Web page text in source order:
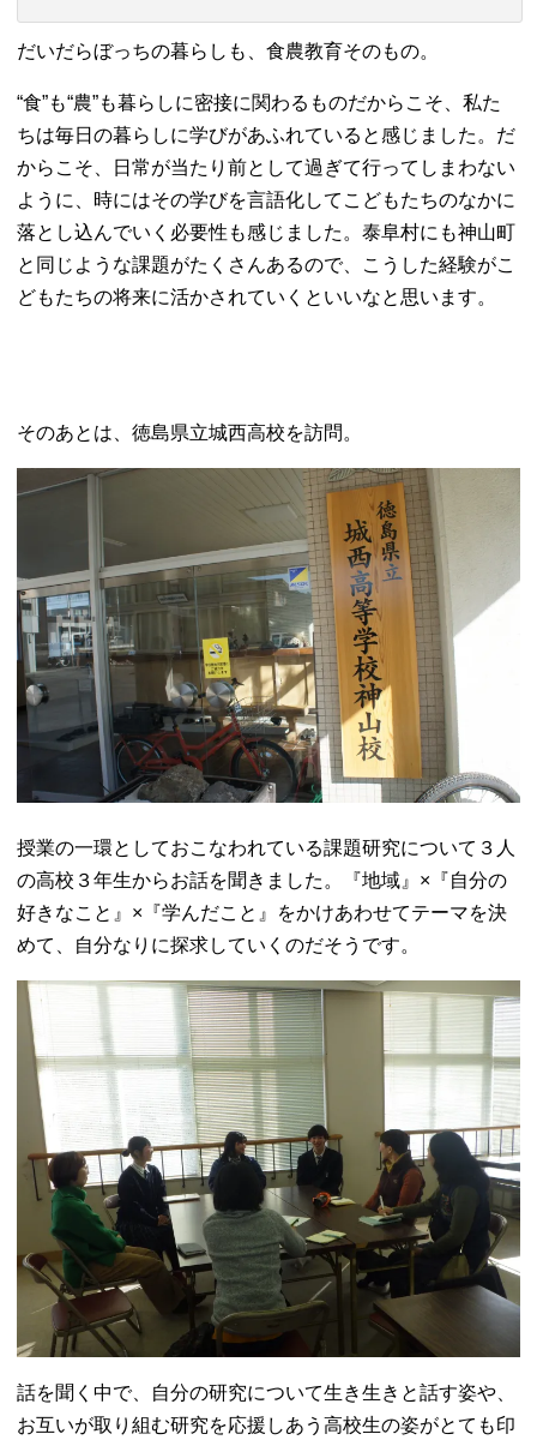
だいだらぼっちの暮らしも、食農教育そのもの。
“食”も“農”も暮らしに密接に関わるものだからこそ、私た
ちは毎日の暮らしに学びがあふれていると感じました。だ
からこそ、日常が当たり前として過ぎて行ってしまわない
ように、時にはその学びを言語化してこどもたちのなかに
落とし込んでいく必要性も感じました。泰阜村にも神山町
と同じような課題がたくさんあるので、こうした経験がこ
どもたちの将来に活かされていくといいなと思います。
そのあとは、徳島県立城西高校を訪問。
授業の一環としておこなわれている課題研究について３人
の高校３年生からお話を聞きました。『地域』×『自分の
好きなこと』×『学んだこと』をかけあわせてテーマを決
めて、自分なりに探求していくのだそうです。
話を聞く中で、自分の研究について生き生きと話す姿や、
お互いが取り組む研究を応援しあう高校生の姿がとても印